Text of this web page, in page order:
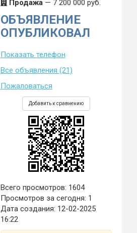
Продажа— 7 200 000 руб.
ОБЪЯВЛЕНИЕ
ОПУБЛИКОВАЛ
Показать телефон
Все объявления (21)
Пожаловаться
Добавить к сравнению
Всего просмотров: 1604
Просмотров за сегодня: 1
Дата создания: 12-02-2025
16:22